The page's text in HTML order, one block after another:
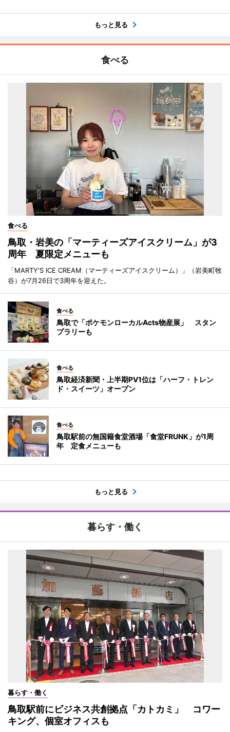
もっと見る
食べる
食べる
鳥取・岩美の「マーティーズアイスクリーム」が3
周年 夏限定メニューも
「MARTY'S ICE CREAM（マーティーズアイスクリーム）」（岩美町牧
谷）が7月26日で3周年を迎えた。
食べる
鳥取で「ポケモンローカルActs物産展」 スタン
プラリーも
食べる
鳥取経済新聞・上半期PV1位は「ハーフ・トレン
ド・スイーツ」オープン
食べる
鳥取駅前の無国籍食堂酒場「食堂FRUNK」が1周
年 定食メニューも
もっと見る
暮らす・働く
暮らす・働く
鳥取駅前にビジネス共創拠点「カトカミ」 コワー
キング、個室オフィスも